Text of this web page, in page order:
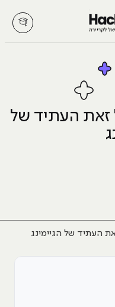
זאת העתיד של
העתיד של הגיימינג